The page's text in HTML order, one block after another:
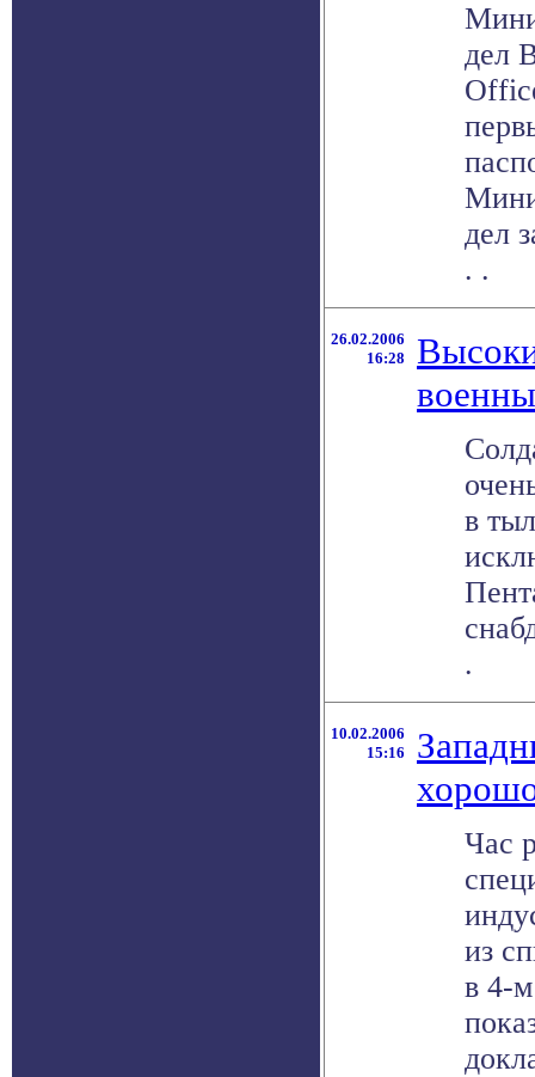
дел
дел
. .
26.02.2006
16:28
в
.
10.02.2006
15:16
Час
из
в 4-